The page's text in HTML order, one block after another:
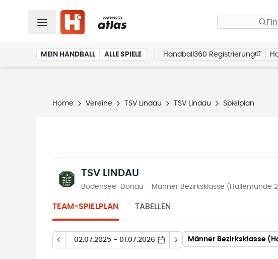
MEIN HANDBALL ALLE SPIELE Handball360 Registrierung
Home Vereine TSV Lindau TSV Lindau Spielplan
TSV LINDAU
Bodensee-Donau - Männer Bezirksklasse (Hallenrunde
TEAM-SPIELPLAN TABELLEN
02.07.2025 - 01.07.2026 Männer Bezirksklasse